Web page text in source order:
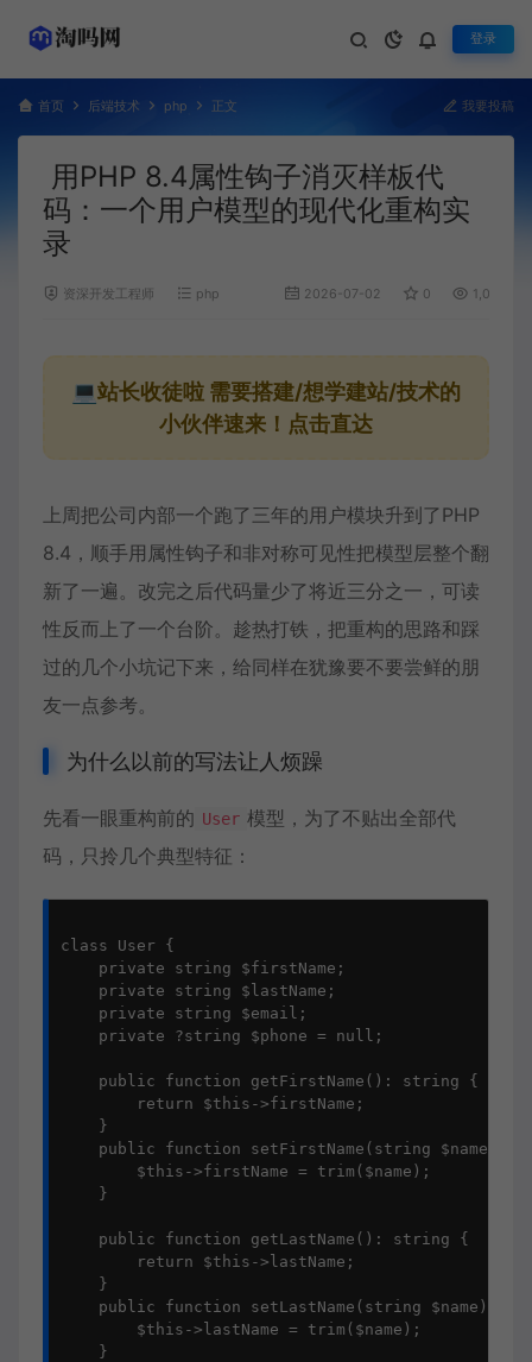
登录
首页 后端技术 php 正文 我要投稿
用PHP 8.4属性钩子消灭样板代
码：一个用户模型的现代化重构实
录
资深开发工程师 php 2026-07-02 0 1,041
💻站长收徒啦 需要搭建/想学建站/技术的
小伙伴速来！点击直达
上周把公司内部一个跑了三年的用户模块升到了PHP
8.4，顺手用属性钩子和非对称可见性把模型层整个翻
新了一遍。改完之后代码量少了将近三分之一，可读
性反而上了一个台阶。趁热打铁，把重构的思路和踩
过的几个小坑记下来，给同样在犹豫要不要尝鲜的朋
友一点参考。
为什么以前的写法让人烦躁
先看一眼重构前的 User 模型，为了不贴出全部代
码，只拎几个典型特征：
class User {
    private string $firstName;
    private string $lastName;
    private string $email;
    private ?string $phone = null;
    public function getFirstName(): string {
        return $this->firstName;
    }
public function setFirstName(string $name):
        $this->firstName = trim($name);
    }
    public function getLastName(): string {
        return $this->lastName;
    }
public function setLastName(string $name):
        $this->lastName = trim($name);
    }